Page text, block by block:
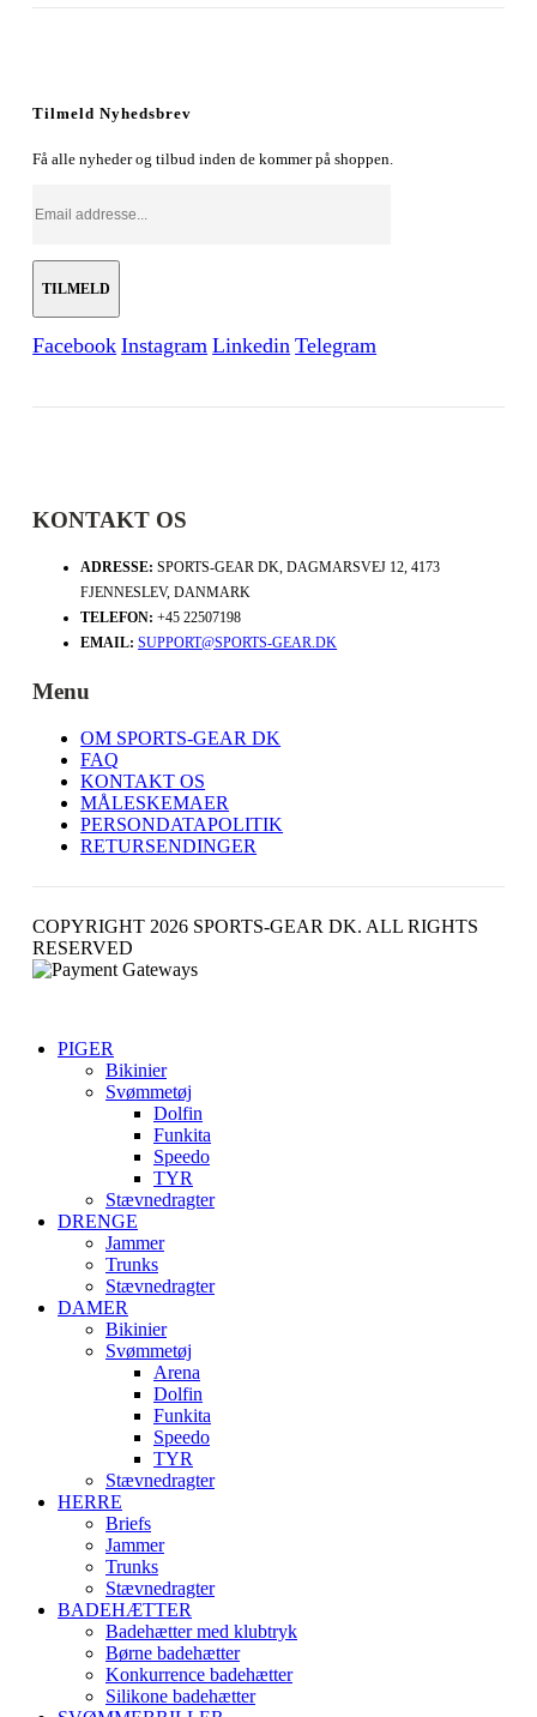
Tilmeld Nyhedsbrev
Få alle nyheder og tilbud inden de kommer på shoppen.
Facebook Instagram Linkedin Telegram
KONTAKT OS
ADRESSE: SPORTS-GEAR DK, DAGMARSVEJ 12, 4173
FJENNESLEV, DANMARK
TELEFON: +45 22507198
EMAIL: SUPPORT@SPORTS-GEAR.DK
Menu
OM SPORTS-GEAR DK
FAQ
KONTAKT OS
MÅLESKEMAER
PERSONDATAPOLITIK
RETURSENDINGER
COPYRIGHT 2026 SPORTS-GEAR DK. ALL RIGHTS
RESERVED
PIGER
Bikinier
Svømmetøj
Dolfin
Funkita
Speedo
TYR
Stævnedragter
DRENGE
Jammer
Trunks
Stævnedragter
DAMER
Bikinier
Svømmetøj
Arena
Dolfin
Funkita
Speedo
TYR
Stævnedragter
HERRE
Briefs
Jammer
Trunks
Stævnedragter
BADEHÆTTER
Badehætter med klubtryk
Børne badehætter
Konkurrence badehætter
Silikone badehætter